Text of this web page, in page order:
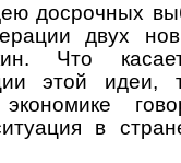
досрочных
двух
Что
этой идеи,
в